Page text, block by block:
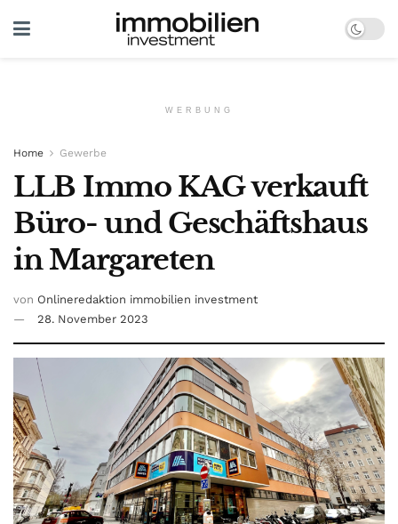
WERBUNG
Home Gewerbe
LLB Immo KAG verkauft
Büro- und Geschäftshaus
in Margareten
von Onlineredaktion immobilien investment
28. November 2023